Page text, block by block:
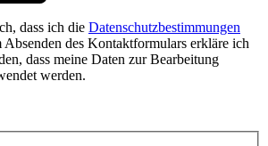
dass ich die Datenschutzbestimmungen
Absenden des Kontaktformulars erkläre ich
dass meine Daten zur Bearbeitung
werden.